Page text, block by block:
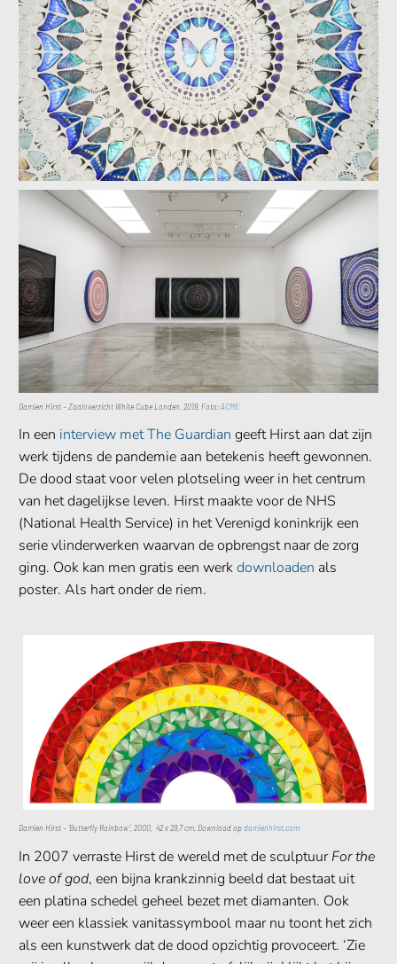
Damien Hirst – Zaaloverzicht White Cube Londen, 2019. Foto:ACME
In een interview met The Guardian geeft Hirst aan dat zijn
werk tijdens de pandemie aan betekenis heeft gewonnen.
De dood staat voor velen plotseling weer in het centrum
van het dagelijkse leven. Hirst maakte voor de NHS
(National Health Service) in het Verenigd koninkrijk een
serie vlinderwerken waarvan de opbrengst naar de zorg
ging. Ook kan men gratis een werkdownloaden als
poster. Als hart onder de riem.
Damien Hirst – ‘Butterfly Rainbow’, 2000, 42 x 29,7cm. Download opdamienhirst.com
In 2007 verraste Hirst de wereld met de sculptuurFor the
love of god, een bijna krankzinnig beeld dat bestaat uit
een platina schedel geheel bezet met diamanten. Ook
weer een klassiek vanitassymbool maar nu toont het zich
als een kunstwerk dat de dood opzichtig provoceert. ‘Zie